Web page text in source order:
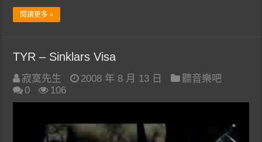
閱讀更多 »
TYR – Sinklars Visa
寂寞先生 2008 年 8 月 13 日
聽音樂吧
0
106